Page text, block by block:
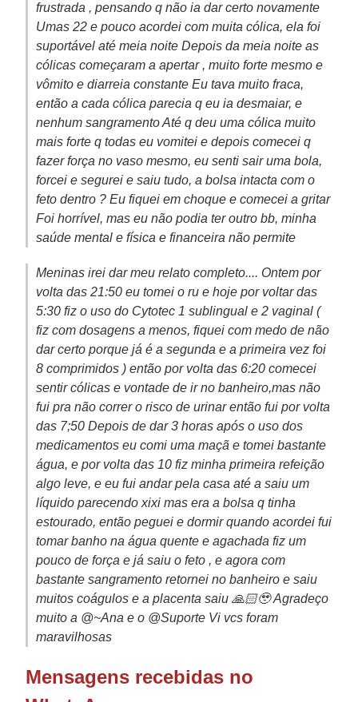
frustrada , pensando q não ia dar certo novamente
Umas 22 e pouco acordei com muita cólica, ela foi
suportável até meia noite Depois da meia noite as
cólicas começaram a apertar , muito forte mesmo e
vômito e diarreia constante Eu tava muito fraca,
então a cada cólica parecia q eu ia desmaiar, e
nenhum sangramento Até q deu uma cólica muito
mais forte q todas eu vomitei e depois comecei q
fazer força no vaso mesmo, eu senti sair uma bola,
forcei e segurei e saiu tudo, a bolsa intacta com o
feto dentro ? Eu fiquei em choque e comecei a gritar
Foi horrível, mas eu não podia ter outro bb, minha
saúde mental e física e financeira não permite
Meninas irei dar meu relato completo.... Ontem por
volta das 21:50 eu tomei o ru e hoje por voltar das
5:30 fiz o uso do Cytotec 1 sublingual e 2 vaginal (
fiz com dosagens a menos, fiquei com medo de não
dar certo porque já é a segunda e a primeira vez foi
8 comprimidos ) então por volta das 6:20 comecei
sentir cólicas e vontade de ir no banheiro,mas não
fui pra não correr o risco de urinar então fui por volta
das 7;50 Depois de dar 3 horas após o uso dos
medicamentos eu comi uma maçã e tomei bastante
água, e por volta das 10 fiz minha primeira refeição
algo leve, e eu fui andar pela casa até a saiu um
líquido parecendo xixi mas era a bolsa q tinha
estourado, então peguei e dormir quando acordei fui
tomar banho na água quente e agachada fiz um
pouco de força e já saiu o feto , e agora com
bastante sangramento retornei no banheiro e saiu
muitos coágulos e a placenta saiu 🙏🏻🥹 Agradeço
muito a @~Ana e o @Suporte Vi vcs foram
maravilhosas
Mensagens recebidas no